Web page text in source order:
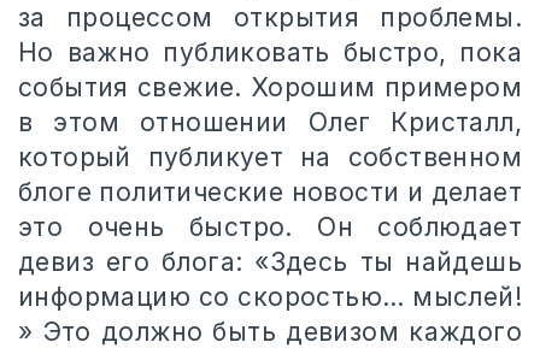
за процессом открытия проблемы.
Но важно публиковать быстро, пока
события свежие. Хорошим примером
в этом отношении Олег Кристалл,
который публикует на собственном
блоге политические новости и делает
это очень быстро. Он соблюдает
девиз его блога: «Здесь ты найдешь
информацию со скоростью… мыслей!
» Это должно быть девизом каждого